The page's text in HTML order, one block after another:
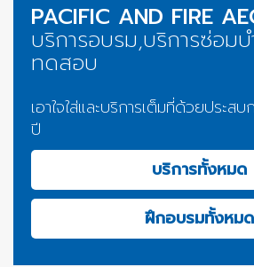
PACIFIC AND FIRE
บริการอบรม,บริการซ่อม
ทดสอบ
เอาใจใส่และบริการเต็มที่ด้วยประส
ปี
บริการทั้งหมด
ฝึกอบรมทั้งหมด